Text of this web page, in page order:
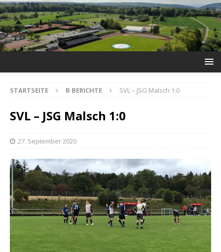
STARTSEITE B BERICHTE SVL – JSG Malsch 1:0
SVL – JSG Malsch 1:0
27. September 2020